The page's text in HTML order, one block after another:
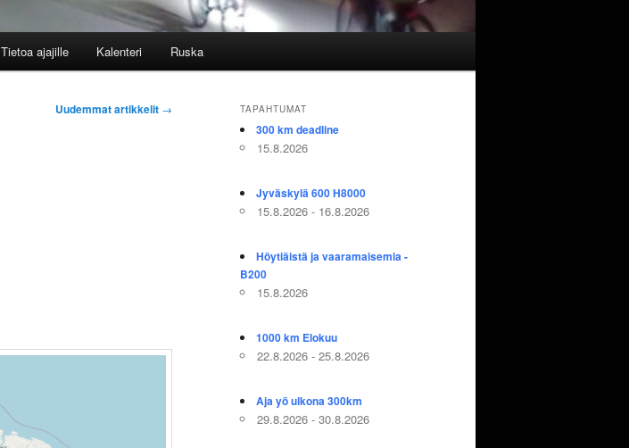
Tietoa ajajille Kalenteri Ruska
Uudemmat artikkelit → TAPAHTUMAT
300 km deadline
15.8.2026
Jyväskylä 600 H8000
15.8.2026 - 16.8.2026
Höytiäistä ja vaaramaisemia -
B200
15.8.2026
1000 km Elokuu
22.8.2026 - 25.8.2026
Aja yö ulkona 300km
29.8.2026 - 30.8.2026